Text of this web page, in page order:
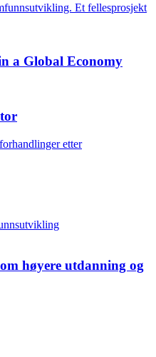
Et fellesprosjekt
a Global Economy
etter
høyere utdanning og